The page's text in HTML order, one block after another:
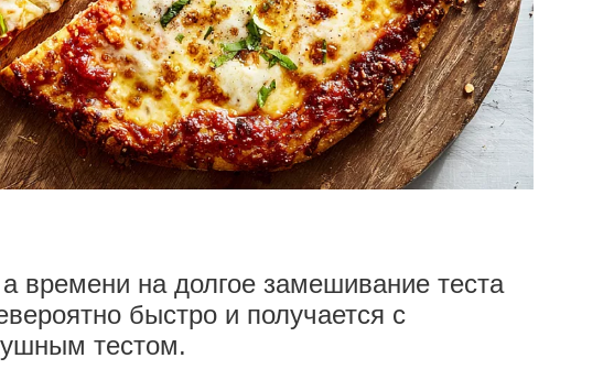
времени на долгое замешивание теста
быстро и получается с
тестом.